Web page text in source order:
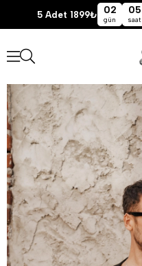
5 Adet 1899₺ 02
gün
05
saat